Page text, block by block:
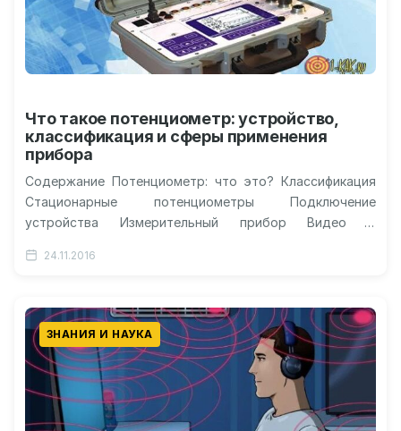
Что такое потенциометр: устройство,
классификация и сферы применения
прибора
Содержание Потенциометр: что это? Классификация
Стационарные потенциометры Подключение
устройства Измерительный прибор Видео о
такое, для чего применяется, что измеряет? Краткое…
24.11.2016
ЗНАНИЯ И НАУКА